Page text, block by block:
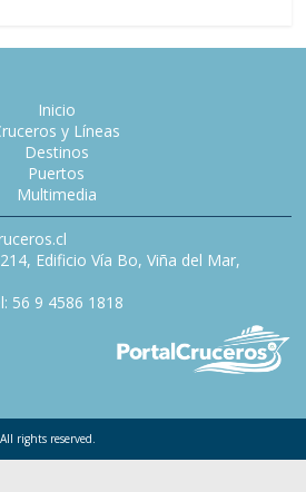
Inicio
y Líneas
Destinos
Puertos
Multimedia
Edificio Vía Bo, Viña del Mar,
56 9 4586 1818
rights reserved.